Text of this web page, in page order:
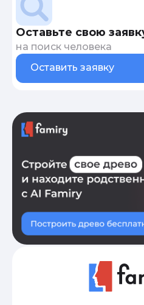
Оставьте свою
на поиск человека
Оставить заявку